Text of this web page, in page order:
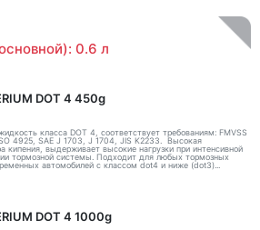
0.6 л
DOT 4 450g
класса DOT 4, соответствует требованиям: FMVSS
4925, SAE J 1703, J 1704, JIS K2233. Высокая
кипения, выдерживает высокие нагрузки при интенсивной
тормозной системы. Подходит для любых тормозных
автомобилей с классом dot4 и ниже (dot3)...
DOT 4 1000g